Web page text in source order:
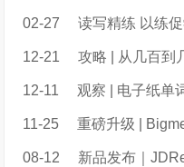
02-27 读写精练 以练促
12-21 攻略 | 从几百到几千
12-11 观察 | 电子纸单词卡市场在
11-25 重磅升级 | Bigme全球首款
08-12 新品发布｜JDRead和